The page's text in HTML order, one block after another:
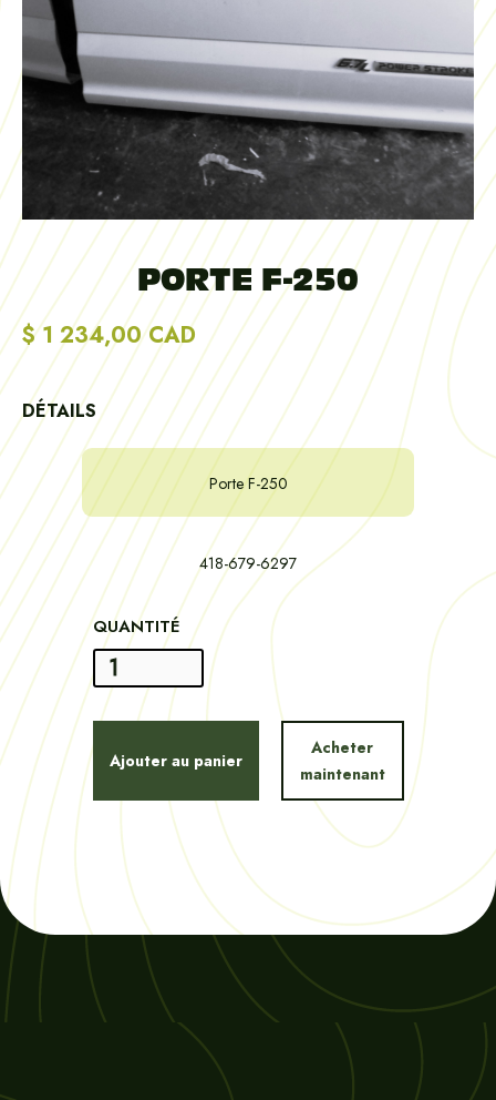
PORTE F-250
$ 1 234,00 CAD
DÉTAILS
Porte F-250
418-679-6297
QUANTITÉ
Acheter
maintenant